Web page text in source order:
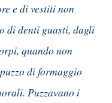
e di vestiti non
di denti guasti, dagli
quando non
di formaggio
Puzzavano i